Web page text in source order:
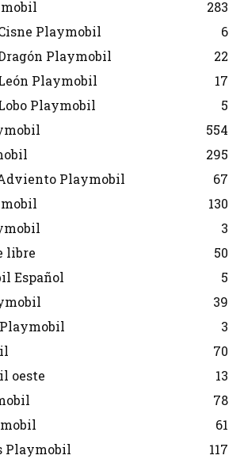
283
Playmobil
6
Playmobil
22
Playmobil
17
Playmobil
5
554
295
Playmobil
67
130
3
libre
50
Español
5
39
3
70
oeste
13
78
61
Playmobil
117